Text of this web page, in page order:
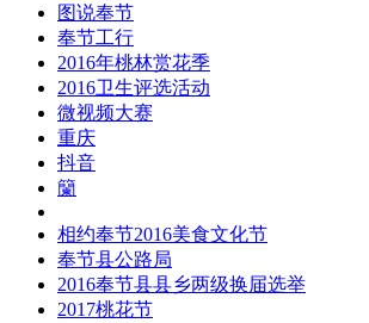
图说奉节
奉节工行
2016年桃林赏花季
2016卫生评选活动
微视频大赛
重庆
抖音
籣
相约奉节2016美食文化节
奉节县公路局
2016奉节县县乡两级换届选举
2017桃花节